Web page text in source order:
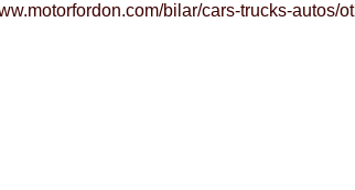
bilar/cars-trucks-autos/